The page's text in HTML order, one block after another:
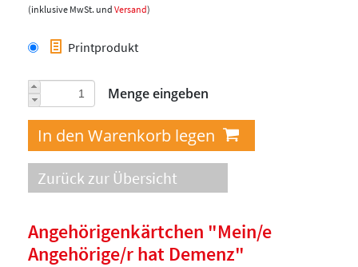
(inklusive MwSt. und Versand)
Printprodukt
Menge eingeben
Zurück zur Übersicht
Angehörigenkärtchen "Mein/e
Angehörige/r hat Demenz"